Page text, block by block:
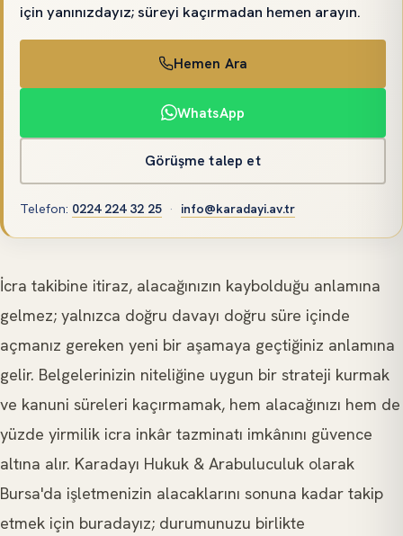
için yanınızdayız; süreyi kaçırmadan hemen arayın.
Hemen Ara
WhatsApp
Görüşme talep et
Telefon: 0224 224 32 25 · info@karadayi.av.tr
İcra takibine itiraz, alacağınızın kaybolduğu anlamına
gelmez; yalnızca doğru davayı doğru süre içinde
açmanız gereken yeni bir aşamaya geçtiğiniz anlamına
gelir. Belgelerinizin niteliğine uygun bir strateji kurmak
ve kanuni süreleri kaçırmamak, hem alacağınızı hem de
yüzde yirmilik icra inkâr tazminatı imkânını güvence
altına alır. Karadayı Hukuk & Arabuluculuk olarak
Bursa'da işletmenizin alacaklarını sonuna kadar takip
etmek için buradayız; durumunuzu birlikte